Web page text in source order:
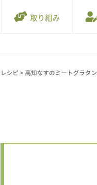
取り組み
レシピ > 高知なすのミートグラタン